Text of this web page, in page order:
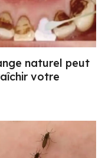
naturel peut
votre